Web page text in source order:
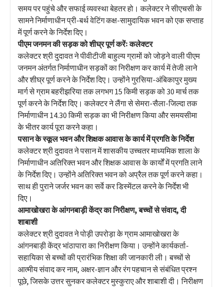
समय पर पहुंचे और सफाई व्यवस्था बेहतर हो। कलेक्टर ने सीएचसी के
सामने निर्माणाधीन प्री-बर्थ वेटिंग कक्ष-सामुदायिक भवन को एक सप्ताह
में पूर्ण करने के निर्देश दिए।
पीएम जनमन की सड़क को शीघ्र पूर्ण करेंः कलेक्टर
कलेक्टर श्री दुदावत ने पीवीटीजी बाहुल्य ग्रामों को जोड़ने वाली पीएम
जनमन अंतर्गत निर्माणाधीन सड़कों का निरीक्षण कर कार्य में तेजी लाने
और शीघ्र पूर्ण करने के निर्देश दिए। उन्होंने गुरसिया-अंबिकापुर मुख्य
मार्ग से ग्राम बहरीझरिया तक लगभग 15 किमी सड़क को 30 मार्च तक
पूर्ण करने के निर्देश दिए। कलेक्टर ने लैंगा से सेमरा-सैला-जिल्दा तक
निर्माणाधीन 14.30 किमी सड़क का भी निरीक्षण किया और समयसीमा
के भीतर कार्य पूरा करने कहा।
पसान के स्कूल भवन और शिक्षक आवास के कार्य में प्रगति के निर्देश
कलेक्टर श्री दुदावत ने पसान में शासकीय उच्चतर माध्यमिक शाला के
निर्माणाधीन अतिरिक्त भवन और शिक्षक आवास के कार्यों में प्रगति लाने
के निर्देश दिए। उन्होंने अतिरिक्त भवन को अप्रैल तक पूर्ण करने कहा।
साथ ही पुराने जर्जर भवन का सर्वे कर डिस्मेंटल करने के निर्देश भी
दिए।
आमाखोखरा के आंगनबाड़ी केंद्र का निरीक्षण, बच्चों से संवाद, दी
शाबाशी
कलेक्टर श्री दुदावत ने पोड़ी उपरोड़ा के ग्राम आमाखोखरा के
आंगनबाड़ी केंद्र भांठापारा का निरीक्षण किया। उन्होंने कार्यकर्ता-
सहायिका से बच्चों की प्रारंभिक शिक्षा की जानकारी ली। बच्चों से
आत्मीय संवाद कर नाम, अक्षर-ज्ञान और रंग पहचान से संबंधित प्रश्न
पूछे, जिसके उत्तर सुनकर कलेक्टर मुस्कुराए और शाबाशी दी। निरीक्षण